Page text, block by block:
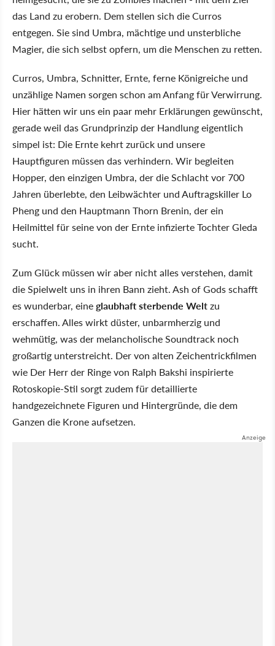
das Land zu erobern. Dem stellen sich die Curros
entgegen. Sie sind Umbra, mächtige und unsterbliche
Magier, die sich selbst opfern, um die Menschen zu retten.
Curros, Umbra, Schnitter, Ernte, ferne Königreiche und
unzählige Namen sorgen schon am Anfang für Verwirrung.
Hier hätten wir uns ein paar mehr Erklärungen gewünscht,
gerade weil das Grundprinzip der Handlung eigentlich
simpel ist: Die Ernte kehrt zurück und unsere
Hauptfiguren müssen das verhindern. Wir begleiten
Hopper, den einzigen Umbra, der die Schlacht vor 700
Jahren überlebte, den Leibwächter und Auftragskiller Lo
Pheng und den Hauptmann Thorn Brenin, der ein
Heilmittel für seine von der Ernte infizierte Tochter Gleda
sucht.
Zum Glück müssen wir aber nicht alles verstehen, damit
die Spielwelt uns in ihren Bann zieht. Ash of Gods schafft
es wunderbar, eineglaubhaft sterbende Weltzu
erschaffen. Alles wirkt düster, unbarmherzig und
wehmütig, was der melancholische Soundtrack noch
großartig unterstreicht. Der von alten Zeichentrickfilmen
wie Der Herr der Ringe von Ralph Bakshi inspirierte
Rotoskopie-Stil sorgt zudem für detaillierte
handgezeichnete Figuren und Hintergründe, die dem
Ganzen die Krone aufsetzen.